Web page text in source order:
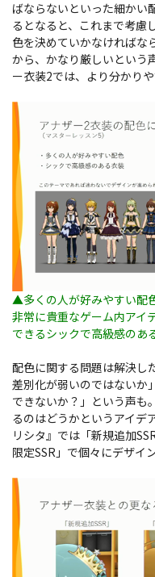
ばならないといった細かい
るとなると、これまで考慮
色を決めていかなければな
から、かなり厳しいという
ー衣装2では、より分かり
▲多くの人が好みやすい配
非常に貴重なゲーム内アイ
できるシックで高級感のあ
配色に関する問題は解決し
差別化が弱いのではないか
できないか？」という声も
るのはどうかというアイデ
リシタ』では「新規追加
限定SSR」で個々にデザイ